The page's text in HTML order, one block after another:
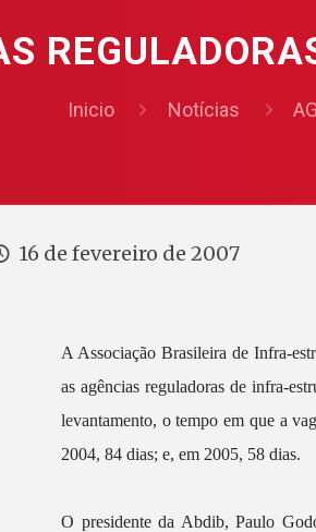
Inicio Notícias
16 de fevereiro de 2007
A Associação Brasileira de Infra-
as agências reguladoras de infra-
levantamento, o tempo em que a
2004, 84 dias; e, em 2005, 58 dias.
O presidente da Abdib, Paulo